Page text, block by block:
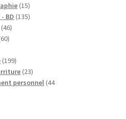
produits
1515
produits
BD 135135
4646
6060
199199
produits
2323
produits
personnel 44